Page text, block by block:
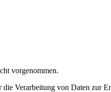
vorgenommen.
Verarbeitung von Daten zur